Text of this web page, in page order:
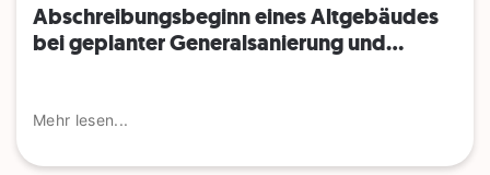
Abschreibungsbeginn eines Altgebäudes
bei geplanter Generalsanierung und...
Mehr lesen...